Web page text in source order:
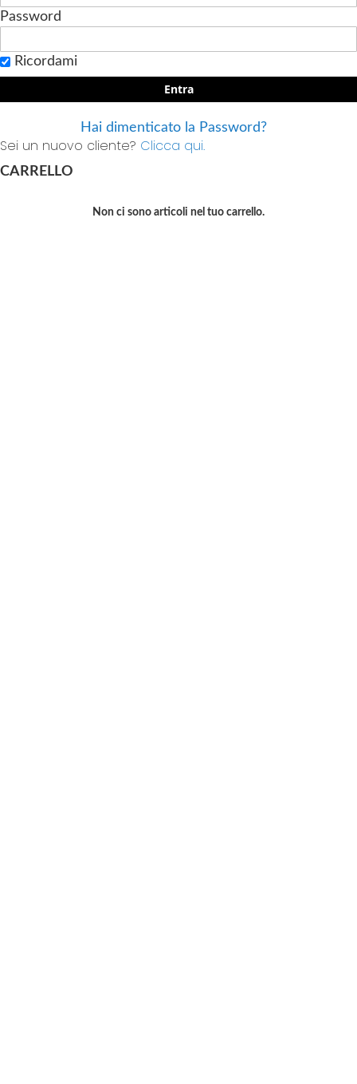
Password
Ricordami
Entra
Hai dimenticato la Password?
Sei un nuovo cliente? Clicca qui.
CARRELLO
Non ci sono articoli nel tuo carrello.